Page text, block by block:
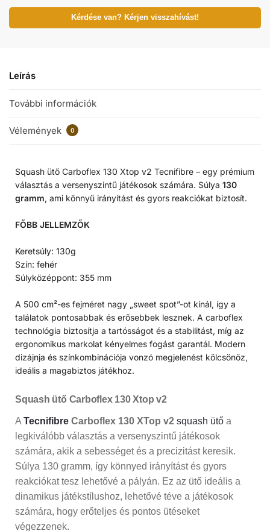
Kérdése van? Kérjen visszahívást!
Leírás
További információk
Vélemények 0
Squash ütő Carboflex 130 Xtop v2 Tecnifibre – egy prémium
választás a versenyszintű játékosok számára. Súlya 130
gramm, ami könnyű irányítást és gyors reakciókat biztosít.
FŐBB JELLEMZŐK
Keretsúly: 130g
Szín: fehér
Súlyközéppont: 355 mm
A 500 cm²-es fejméret nagy „sweet spot”-ot kínál, így a
találatok pontosabbak és erősebbek lesznek. A carboflex
technológia biztosítja a tartósságot és a stabilitást, míg az
ergonomikus markolat kényelmes fogást garantál. Modern
dizájnja és színkombinációja vonzó megjelenést kölcsönöz,
ideális a magabiztos játékhoz.
Squash ütő Carboflex 130 Xtop v2
A Tecnifibre Carboflex 130 XTop v2 squash ütő a
legkiválóbb választás a versenyszintű játékosok
számára, akik a sebességet és a precizitást keresik.
Súlya 130 gramm, így könnyed irányítást és gyors
reakciókat tesz lehetővé a pályán. Ez az ütő ideális a
dinamikus játékstílushoz, lehetővé téve a játékosok
számára, hogy erőteljes és pontos ütéseket
végezzenek.